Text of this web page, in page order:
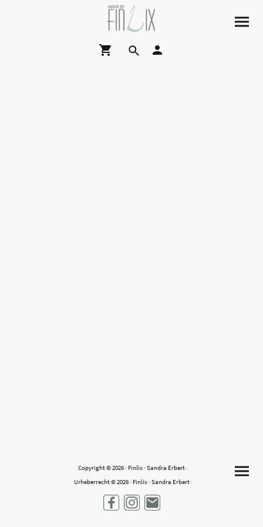
Copyright © 2026 · Finlix · Sandra Erbert
Urheberrecht © 2026 · Finlix · Sandra Erbert